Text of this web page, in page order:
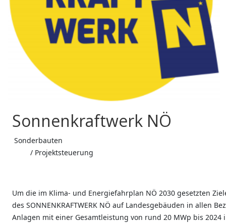
Sonnenkraftwerk NÖ
Sonderbauten
/ Projektsteuerung
Um die im Klima- und Energiefahrplan NÖ 2030 gesetzten
des SONNENKRAFTWERK NÖ auf Landesgebäuden in allen
Anlagen mit einer Gesamtleistung von rund 20 MWp bis